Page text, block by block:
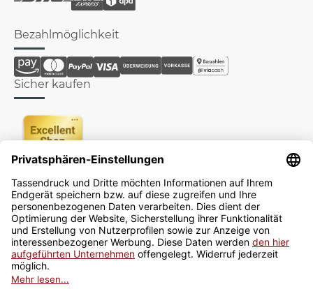
Bezahlmöglichkeit
Sicher kaufen
Newsletter